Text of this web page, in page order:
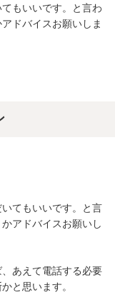
もいいです。と言わ
ドバイスお願いしま
てもいいです。と言
アドバイスお願いし
あえて電話する必要
と思います。